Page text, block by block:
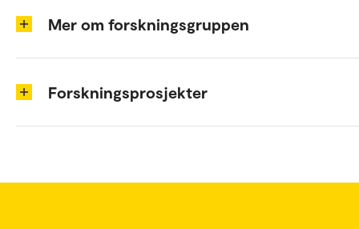
Mer om forskningsgruppen
Forskningsprosjekter